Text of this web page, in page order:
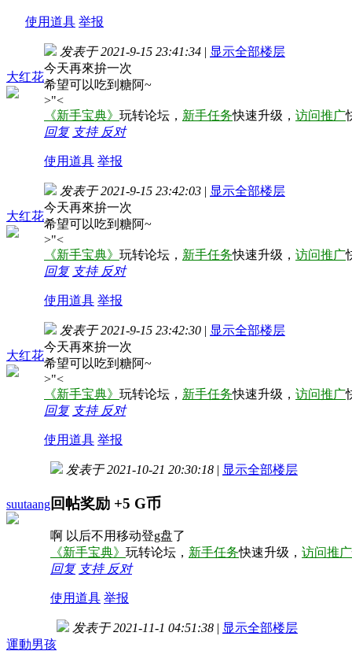
使用道具 举报
大红花
发表于 2021-9-15 23:41:34 | 显示全部楼层
今天再來拚一次
希望可以吃到糖阿~
>"<
《新手宝典》 玩转论坛， 新手任务快速升级， 访问推广
回复 支持 反对
使用道具 举报
大红花
发表于 2021-9-15 23:42:03 | 显示全部楼层
今天再來拚一次
希望可以吃到糖阿~
>"<
《新手宝典》 玩转论坛， 新手任务快速升级， 访问推广
回复 支持 反对
使用道具 举报
大红花
发表于 2021-9-15 23:42:30 | 显示全部楼层
今天再來拚一次
希望可以吃到糖阿~
>"<
《新手宝典》 玩转论坛， 新手任务快速升级， 访问推广
回复 支持 反对
使用道具 举报
suutaang
发表于 2021-10-21 20:30:18 | 显示全部楼层
回帖奖励 +5 G币
啊 以后不用移动登g盘了
《新手宝典》 玩转论坛， 新手任务快速升级， 访问推广
回复 支持 反对
使用道具 举报
運動男孩
发表于 2021-11-1 04:51:38 | 显示全部楼层